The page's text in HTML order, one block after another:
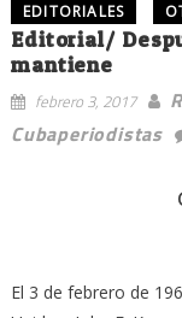
EDITORIALES
Editorial/
mantiene
febrero 3, 2017
Cubaperiodistas
El 3 de febrero de